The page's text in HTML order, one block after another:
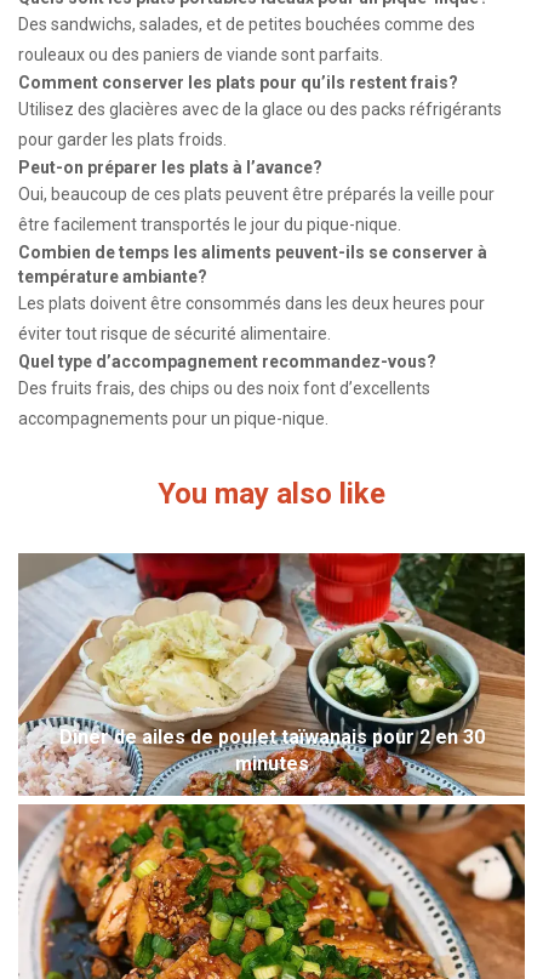
Des sandwichs, salades, et de petites bouchées comme des
rouleaux ou des paniers de viande sont parfaits.
Comment conserver les plats pour qu’ils restent frais?
Utilisez des glacières avec de la glace ou des packs réfrigérants
pour garder les plats froids.
Peut-on préparer les plats à l’avance?
Oui, beaucoup de ces plats peuvent être préparés la veille pour
être facilement transportés le jour du pique-nique.
Combien de temps les aliments peuvent-ils se conserver à
température ambiante?
Les plats doivent être consommés dans les deux heures pour
éviter tout risque de sécurité alimentaire.
Quel type d’accompagnement recommandez-vous?
Des fruits frais, des chips ou des noix font d’excellents
accompagnements pour un pique-nique.
You may also like
Dîner de ailes de poulet taïwanais pour 2 en 30
minutes